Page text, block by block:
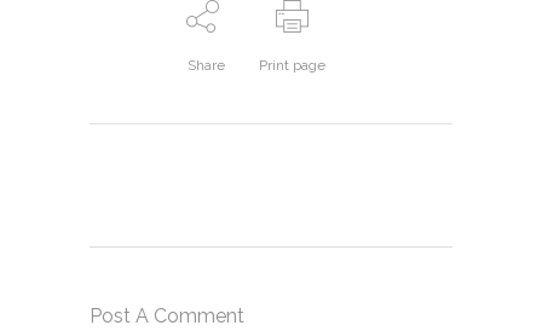
Share Print page
Post A Comment